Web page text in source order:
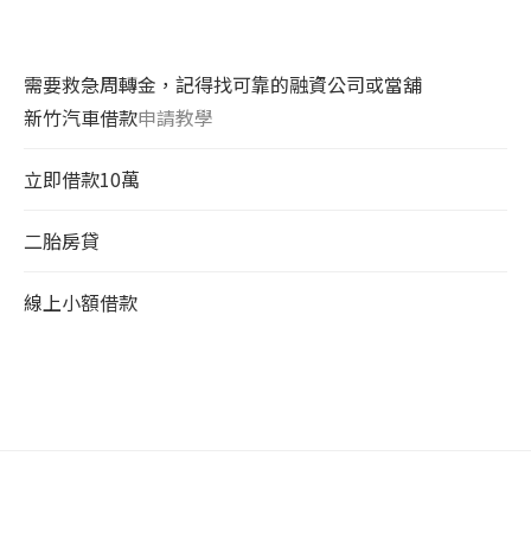
需要救急周轉金，記得找可靠的融資公司或當舖
新竹汽車借款申請教學
立即借款10萬
二胎房貸
線上小額借款